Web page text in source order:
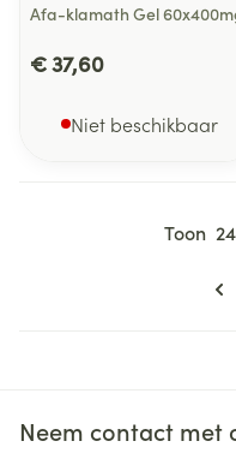
Afa-klamath Gel
€ 37,60
Niet beschikbaar
Toon
Neem contact met